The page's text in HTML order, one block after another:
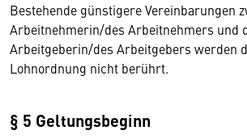
Bestehende günstigere Vereinbarungen
Arbeitnehmerin/des Arbeitnehmers und
Arbeitgeberin/des Arbeitgebers werden
Lohnordnung nicht berührt.
§ 5 Geltungsbeginn